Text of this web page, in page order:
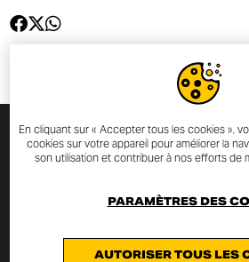
INSCRIVEZ-VOUS À
nouveautés et les promotions
En cliquant sur « Accepter tous les cookies »,
cookies sur votre appareil pour améliorer la
son utilisation et contribuer à nos efforts de
AUTORISER TOUS LES
PARAMÈTRES DES